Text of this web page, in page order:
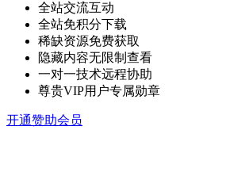
全站交流互动
全站免积分下载
稀缺资源免费获取
隐藏内容无限制查看
一对一技术远程协助
尊贵VIP用户专属勋章
开通赞助会员